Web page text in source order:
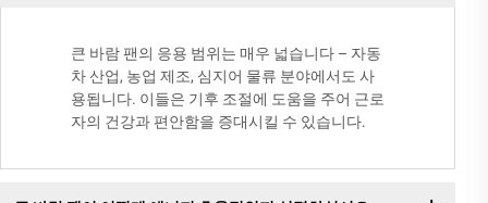
큰 바람 팬의 응용 범위는 매우 넓습니다 – 자동
차 산업, 농업 제조, 심지어 물류 분야에서도 사
용됩니다. 이들은 기후 조절에 도움을 주어 근로
자의 건강과 편안함을 증대시킬 수 있습니다.